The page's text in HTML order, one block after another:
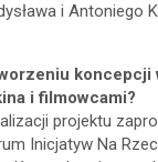
i Antoniego
koncepcji
i filmowcami?
projektu
Inicjatyw Na